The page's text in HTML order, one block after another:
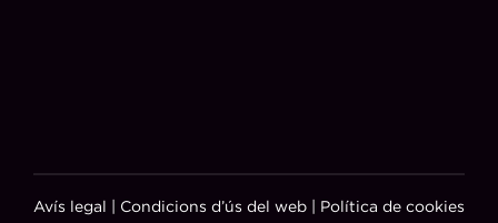
Avís legal Condicions d’ús del web| Política de cookies